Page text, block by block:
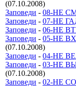
(07.10.2008)
Заповеди - 08-НЕ
Заповеди - 07-НЕ
Заповеди - 06-НЕ
Заповеди - 05-НЕ
(07.10.2008)
Заповеди - 04-НЕ
Заповеди - 03-НЕ
(07.10.2008)
Заповеди - 02-НЕ